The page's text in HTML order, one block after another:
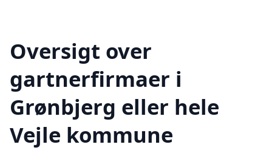
Oversigt over
gartnerfirmaer i
Grønbjerg eller hele
Vejle kommune